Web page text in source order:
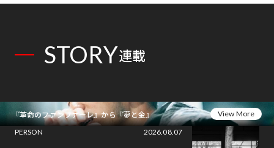
STORY連載
『革命のファンファーレ』から『夢と金』
View More
PERSON
2026.08.07